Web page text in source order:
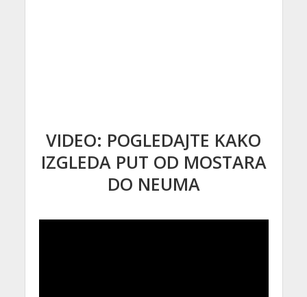
VIDEO: POGLEDAJTE KAKO
IZGLEDA PUT OD MOSTARA
DO NEUMA